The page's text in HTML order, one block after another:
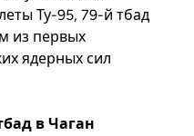
Ту-95, 79-й тбад
из первых
ядерных сил
в Чаган